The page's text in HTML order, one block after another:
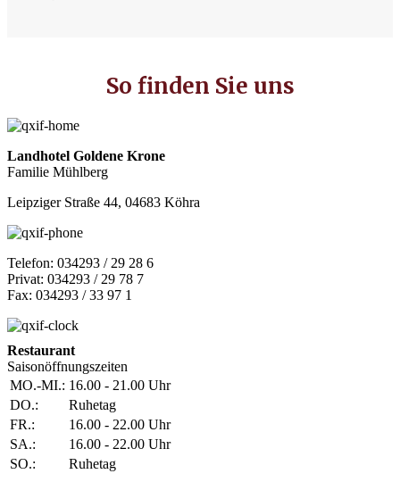
So finden Sie uns
Landhotel Goldene Krone
Familie Mühlberg
Leipziger Straße 44, 04683 Köhra
Telefon: 034293 / 29 28 6
Privat: 034293 / 29 78 7
Fax: 034293 / 33 97 1
Restaurant
Saisonöffnungszeiten
MO.-MI.: 16.00 - 21.00 Uhr
DO.:
Ruhetag
FR.:
16.00 - 22.00 Uhr
SA.:
16.00 - 22.00 Uhr
SO.:
Ruhetag